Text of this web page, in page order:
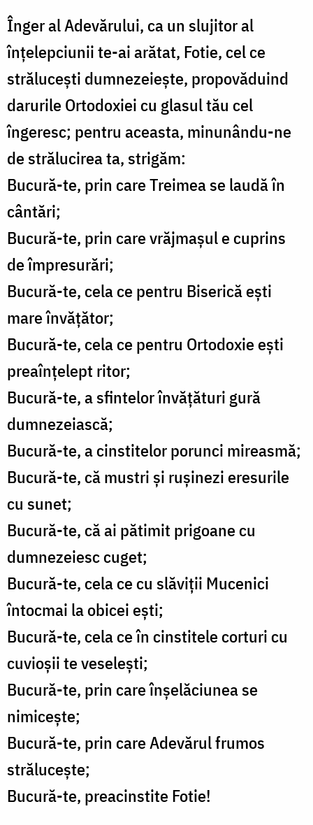
Înger al Adevărului, ca un slujitor al
înțelepciunii te-ai arătat, Fotie, cel ce
strălucești dumnezeiește, propovăduind
darurile Ortodoxiei cu glasul tău cel
îngeresc; pentru aceasta, minunându-ne
de strălucirea ta, strigăm:
Bucură-te, prin care Treimea se laudă în
cântări;
Bucură-te, prin care vrăjmașul e cuprins
de împresurări;
Bucură-te, cela ce pentru Biserică ești
mare învățător;
Bucură-te, cela ce pentru Ortodoxie ești
preaînțelept ritor;
Bucură-te, a sfintelor învățături gură
dumnezeiască;
Bucură-te, a cinstitelor porunci mireasmă;
Bucură-te, că mustri și rușinezi eresurile
cu sunet;
Bucură-te, că ai pătimit prigoane cu
dumnezeiesc cuget;
Bucură-te, cela ce cu slăviții Mucenici
întocmai la obicei ești;
Bucură-te, cela ce în cinstitele corturi cu
cuvioșii te veselești;
Bucură-te, prin care înșelăciunea se
nimicește;
Bucură-te, prin care Adevărul frumos
strălucește;
Bucură-te, preacinstite Fotie!